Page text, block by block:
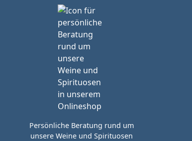
Persönliche Beratung rund um
unsere Weine und Spirituosen